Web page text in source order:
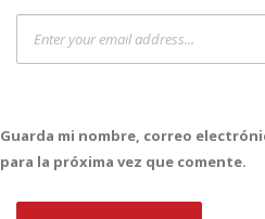
Guarda mi nombre, correo
para la próxima vez que comente.